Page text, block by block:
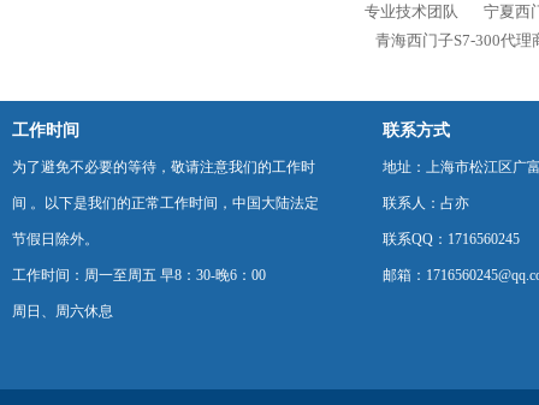
专业技术团队
宁夏西
青海西门子S7-300代理
工作时间
为了避免不必要的等待，敬请注意我们的工作时
间 。以下是我们的正常工作时间，中国大陆法定
节假日除外。
工作时间：周一至周五 早8：30-晚6：00
周日、周六休息
联系方式
地址：上海市松江区广
联系人：占亦
联系QQ：1716560245
邮箱：